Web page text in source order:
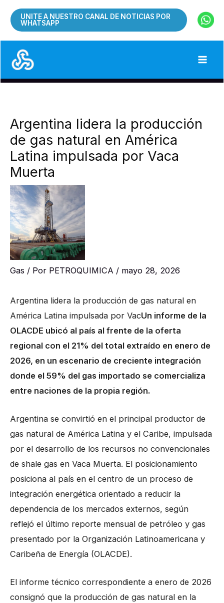
UNITE A NUESTRO CANAL DE NOTICIAS POR
WHATSAPP
Argentina lidera la producción
de gas natural en América
Latina impulsada por Vaca
Muerta
Gas / Por PETROQUIMICA / mayo 28, 2026
Argentina lidera la producción de gas natural en
América Latina impulsada por VacUn informe de la
OLACDE ubicó al país al frente de la oferta
regional con el 21% del total extraído en enero de
2026, en un escenario de creciente integración
donde el 59% del gas importado se comercializa
entre naciones de la propia región.
Argentina se convirtió en el principal productor de
gas natural de América Latina y el Caribe, impulsada
por el desarrollo de los recursos no convencionales
de shale gas en Vaca Muerta. El posicionamiento
posiciona al país en el centro de un proceso de
integración energética orientado a reducir la
dependencia de los mercados externos, según
reflejó el último reporte mensual de petróleo y gas
presentado por la Organización Latinoamericana y
Caribeña de Energía (OLACDE).
El informe técnico correspondiente a enero de 2026
consignó que la producción de gas natural en la